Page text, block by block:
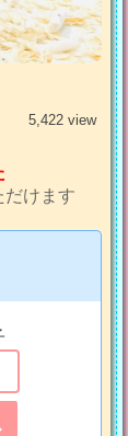
5,422 view
だけます